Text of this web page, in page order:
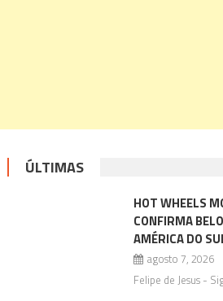
ÚLTIMAS
HOT WHEELS
CONFIRMA
AMÉRICA DO
agosto 7, 2026
Felipe de Jesus -